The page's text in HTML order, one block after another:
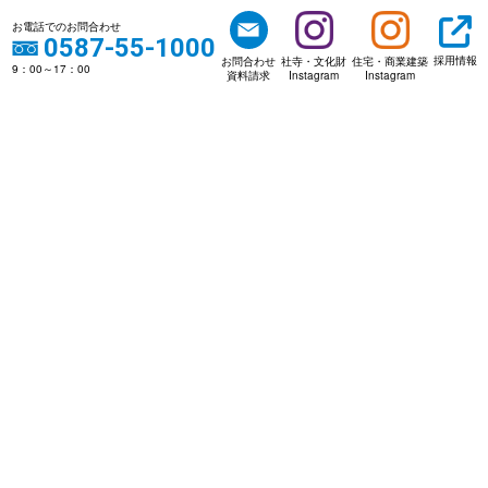
お電話でのお問合わせ
0587-55-1000
9：00～17：00
お問合わせ
資料請求
社寺・文化財
Instagram
住宅・商業建築
Instagram
採用情報